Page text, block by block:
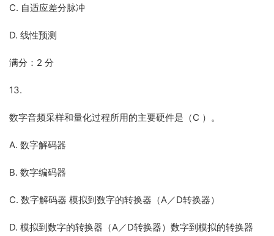
C. 自适应差分脉冲
D. 线性预测
满分：2 分
13.
数字音频采样和量化过程所用的主要硬件是（C ）。
A. 数字解码器
B. 数字编码器
C. 数字解码器 模拟到数字的转换器（A／D转换器）
D. 模拟到数字的转换器（A／D转换器）数字到模拟的转换器